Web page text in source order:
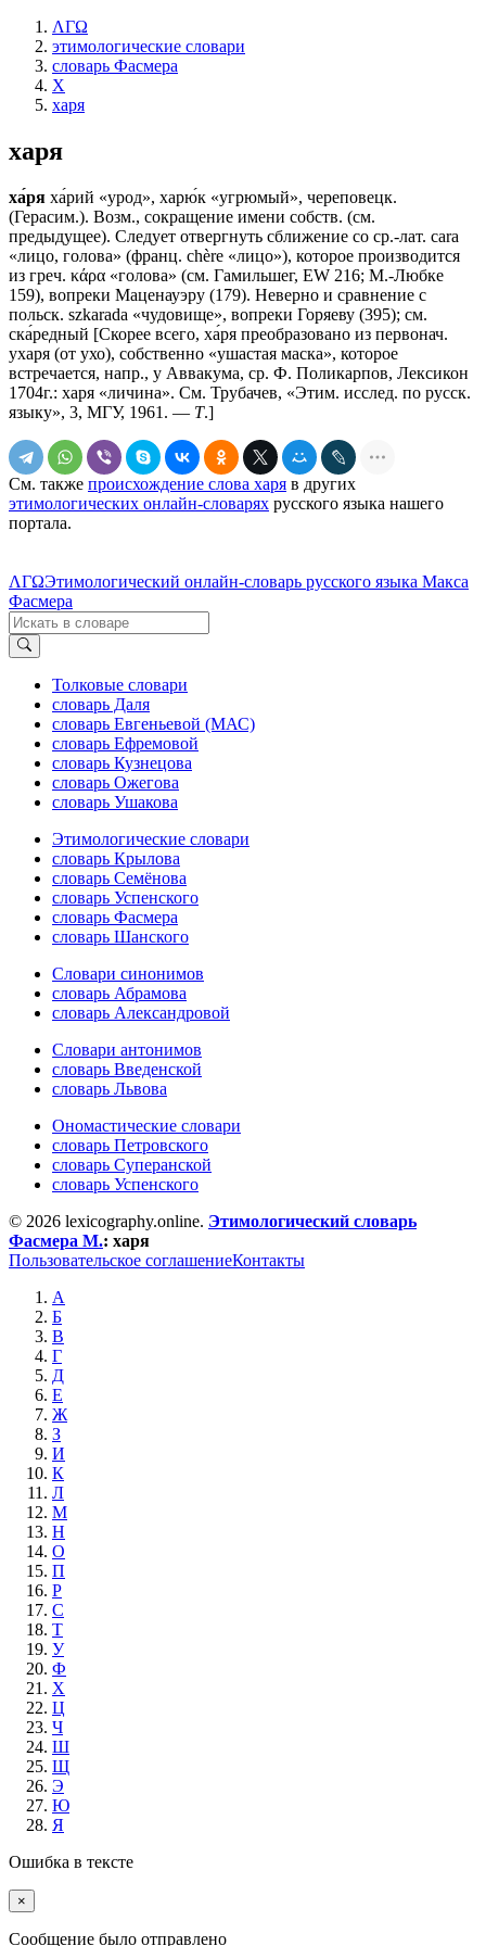
ΛΓΩ
этимологические словари
словарь Фасмера
Х
харя
харя
ха́ря ха́рий «урод», харю́к «угрюмый», череповецк.
(Герасим.). Возм., сокращение имени собств. (см.
предыдущее). Следует отвергнуть сближение со ср.-лат. саrа
«лицо, голова» (франц. chère «лицо»), которое производится
из греч. κάρα «голова» (см. Гамильшег, ЕW 216; М.-Любке
159), вопреки Маценауэру (179). Неверно и сравнение с
польск. szkarada «чудовище», вопреки Горяеву (395); см.
ска́редный [Скорее всего, ха́ря преобразовано из первонач.
ухаря (от ухо), собственно «ушастая маска», которое
встречается, напр., у Аввакума, ср. Ф. Поликарпов, Лексикон
1704г.: харя «личина». См. Трубачев, «Этим. исслед. по русск.
языку», 3, МГУ, 1961. — Т.]
См. также происхождение слова харя в других
этимологических онлайн-словарях русского языка нашего
портала.
ΛΓΩЭтимологический онлайн-словарь русского языка Макса
Фасмера
Толковые словари
словарь Даля
словарь Евгеньевой (МАС)
словарь Ефремовой
словарь Кузнецова
словарь Ожегова
словарь Ушакова
Этимологические словари
словарь Крылова
словарь Семёнова
словарь Успенского
словарь Фасмера
словарь Шанского
Словари синонимов
словарь Абрамова
словарь Александровой
Словари антонимов
словарь Введенской
словарь Львова
Ономастические словари
словарь Петровского
словарь Суперанской
словарь Успенского
© 2026 lexicography.online. Этимологический словарь
Фасмера М.: харя
Пользовательское соглашениеКонтакты
А
Б
В
Г
Д
Е
Ж
З
И
К
Л
М
Н
О
П
Р
С
Т
У
Ф
Х
Ц
Ч
Ш
Щ
Э
Ю
Я
Ошибка в тексте
×
Cообщение было отправлено